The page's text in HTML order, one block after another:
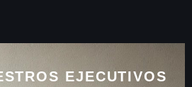
EJECUTIVOS